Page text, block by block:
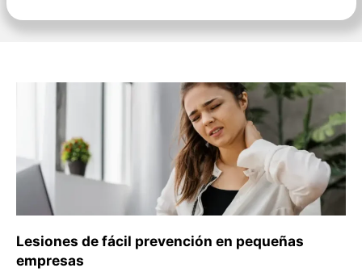
Lesiones de fácil prevención en pequeñas
empresas